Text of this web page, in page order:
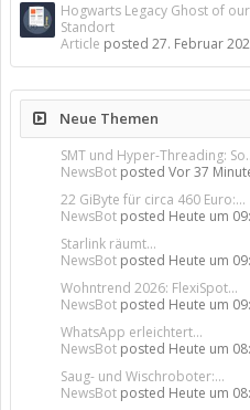
Hogwarts Legacy Ghost of
Standort
Article posted 27. Februar
Neue Themen
SMT und Hyper-Threading:
NewsBot posted Vor 37
22 GiByte für circa 460 Euro:...
NewsBot posted Heute um
Starlink räumt...
NewsBot posted Heute um
Wohntrend 2026: FlexiSpot...
NewsBot posted Heute um
WhatsApp erleichtert...
NewsBot posted Heute um
Saug- und Wischroboter:...
NewsBot posted Heute um